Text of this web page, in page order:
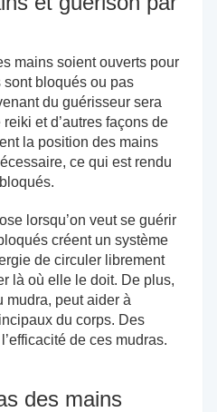
mains soient ouverts pour
sont bloqués ou pas
du guérisseur sera
et d’autres façons de
la position des mains
ce qui est rendu
lorsqu’on veut se guérir
créent un système
de circuler librement
là où elle le doit. De plus,
mudra, peut aider à
du corps. Des
de ces mudras.
des mains